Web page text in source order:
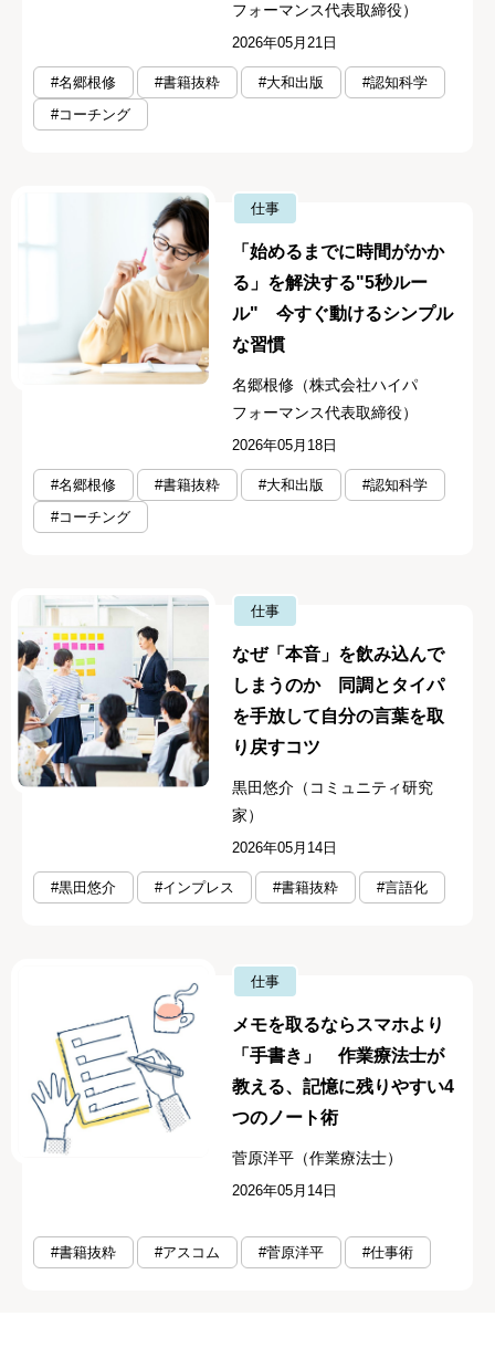
フォーマンス代表取締役）
2026年05月21日
#名郷根修 #書籍抜粋 #大和出版
#認知科学
#コーチング
仕事
「始めるまでに時間がかか
る」を解決する"5秒ルー
ル" 今すぐ動けるシンプル
な習慣
名郷根修（株式会社ハイパ
フォーマンス代表取締役）
2026年05月18日
#名郷根修 #書籍抜粋 #大和出版
#認知科学
#コーチング
仕事
なぜ「本音」を飲み込んで
しまうのか 同調とタイパ
を手放して自分の言葉を取
り戻すコツ
黒田悠介（コミュニティ研究
家）
2026年05月14日
#黒田悠介 #インプレス #書籍抜粋 #言語化
仕事
メモを取るならスマホより
「手書き」 作業療法士が
教える、記憶に残りやすい4
つのノート術
菅原洋平（作業療法士）
2026年05月14日
#書籍抜粋 #アスコム #菅原洋平 #仕事術